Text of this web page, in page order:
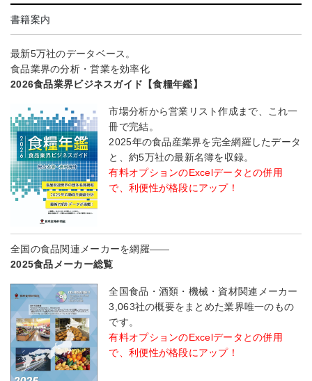
書籍案内
最新5万社のデータベース。
食品業界の分析・営業を効率化
2026食品業界ビジネスガイド【食糧年鑑】
市場分析から営業リスト作成まで、これ一
冊で完結。
2025年の食品産業界を完全網羅したデータ
と、約5万社の最新名簿を収録。
有料オプションのExcelデータとの併用
で、利便性が格段にアップ！
全国の食品関連メーカーを網羅――
2025食品メーカー総覧
全国食品・酒類・機械・資材関連メーカー
3,063社の概要をまとめた業界唯一のもの
です。
有料オプションのExcelデータとの併用
で、利便性が格段にアップ！